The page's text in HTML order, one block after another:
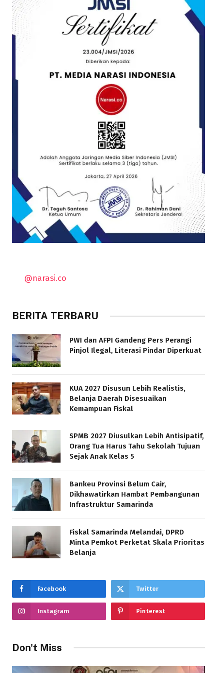
@narasi.co
BERITA TERBARU
PWI dan AFPI Gandeng Pers Perangi
Pinjol Ilegal, Literasi Pindar Diperkuat
KUA 2027 Disusun Lebih Realistis,
Belanja Daerah Disesuaikan
Kemampuan Fiskal
SPMB 2027 Diusulkan Lebih Antisipatif,
Orang Tua Harus Tahu Sekolah Tujuan
Sejak Anak Kelas 5
Bankeu Provinsi Belum Cair,
Dikhawatirkan Hambat Pembangunan
Infrastruktur Samarinda
Fiskal Samarinda Melandai, DPRD
Minta Pemkot Perketat Skala Prioritas
Belanja
Facebook Twitter
Instagram Pinterest
Don't Miss